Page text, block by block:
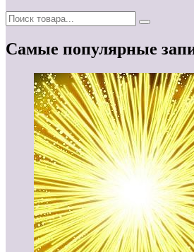
Самые популярные